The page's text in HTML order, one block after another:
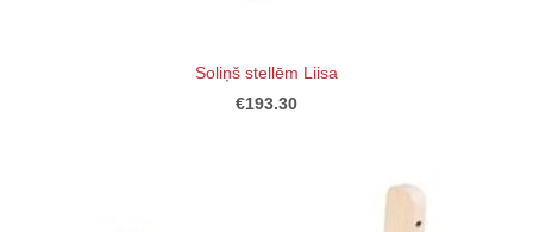
Soliņš stellēm Liisa
€193.30